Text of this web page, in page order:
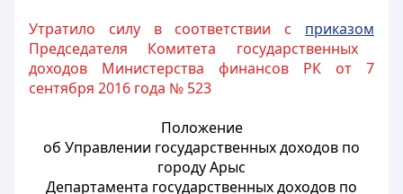
Утратило силу в соответствии с приказом
Председателя Комитета государственных
доходов Министерства финансов РК от 7
сентября 2016 года № 523
Положение
об Управлении государственных доходов по
городу Арыс
Департамента государственных доходов по